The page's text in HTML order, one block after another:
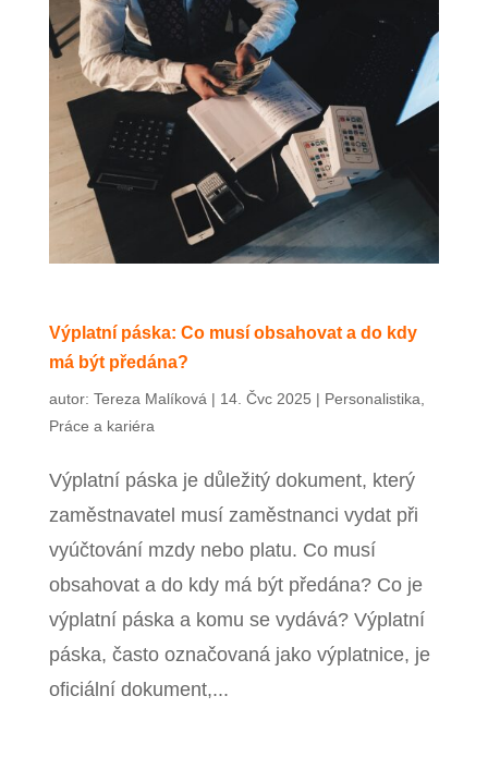
Výplatní páska: Co musí obsahovat a do kdy
má být předána?
autor: Tereza Malíková| 14. Čvc 2025 | Personalistika,
Práce a kariéra
Výplatní páska je důležitý dokument, který
zaměstnavatel musí zaměstnanci vydat při
vyúčtování mzdy nebo platu. Co musí
obsahovat a do kdy má být předána? Co je
výplatní páska a komu se vydává? Výplatní
páska, často označovaná jako výplatnice, je
oficiální dokument,...